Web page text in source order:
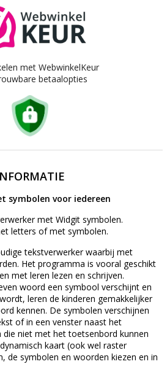
met WebwinkelKeur
betaalopties
symbolen voor iedereen
met Widgit symbolen.
letters of met symbolen.
tekstverwerker waarbij met
Het programma is vooral geschikt
met leren lezen en schrijven.
woord een symbool verschijnt en
leren de kinderen gemakkelijker
kennen. De symbolen verschijnen
of in een venster naast het
die niet met het toetsenbord kunnen
kaart (ook wel raster
de symbolen en woorden kiezen en in